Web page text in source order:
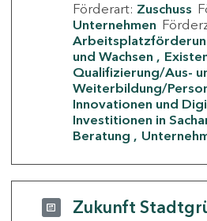
Förderart: Zuschuss
Unternehmen
und Wachsen
Qualifizierung/Aus-
Weiterbildung/
Innovationen und
Investitionen in
Beratung
Zukunft